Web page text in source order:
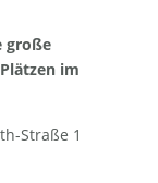
große
im
Straße 1